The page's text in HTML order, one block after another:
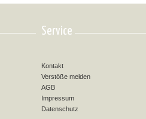
Service
Kontakt
Verstöße melden
AGB
Impressum
Datenschutz